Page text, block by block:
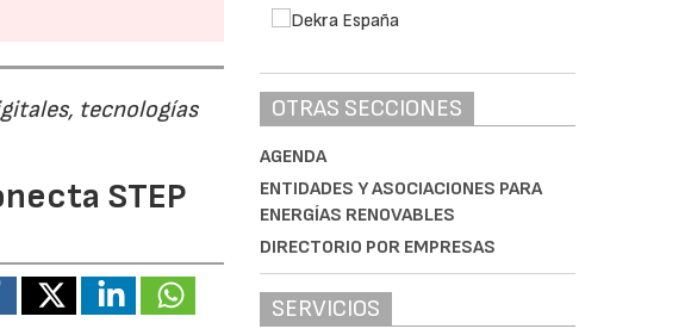
tecnologías
STEP
OTRAS SECCIONES
AGENDA
ENTIDADES Y ASOCIACIONES PARA
ENERGÍAS RENOVABLES
DIRECTORIO POR EMPRESAS
SERVICIOS